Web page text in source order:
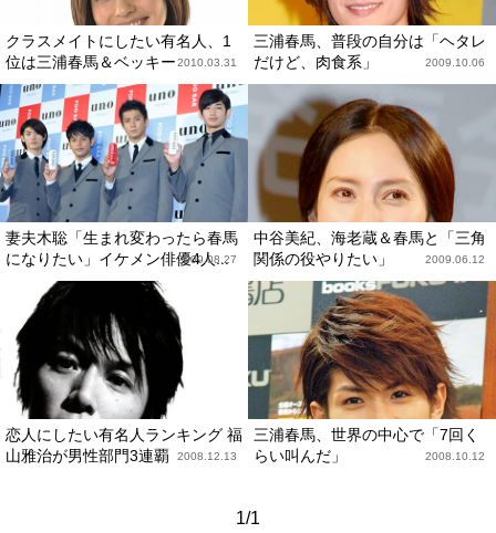
クラスメイトにしたい有名人、1
位は三浦春馬＆ベッキー2010.03.31
三浦春馬、普段の自分は「ヘタレ
だけど、肉食系」
2009.10.06
妻夫木聡「生まれ変わったら春馬
になりたい」イケメン俳優4人...
2009.08.27
中谷美紀、海老蔵＆春馬と「三角
関係の役やりたい」
2009.06.12
恋人にしたい有名人ランキング 福
山雅治が男性部門3連覇
2008.12.13
三浦春馬、世界の中心で「7回く
らい叫んだ」
2008.10.12
1/1